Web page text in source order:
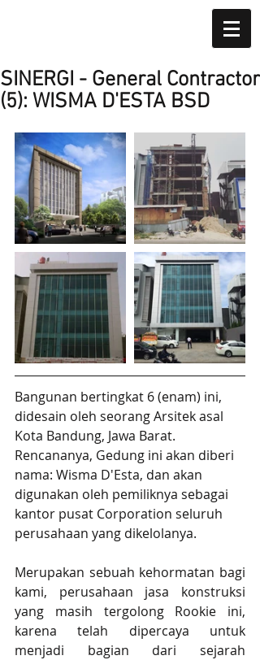
SINERGI - General Contractor
(5): WISMA D'ESTA BSD
Bangunan bertingkat 6 (enam) ini,
didesain oleh seorang Arsitek asal
Kota Bandung, Jawa Barat.
Rencananya, Gedung ini akan diberi
nama: Wisma D'Esta, dan akan
digunakan oleh pemiliknya sebagai
kantor pusat Corporation seluruh
perusahaan yang dikelolanya.
Merupakan sebuah kehormatan bagi
kami, perusahaan jasa konstruksi
yang masih tergolong Rookie ini,
karena telah dipercaya untuk
menjadi bagian dari sejarah